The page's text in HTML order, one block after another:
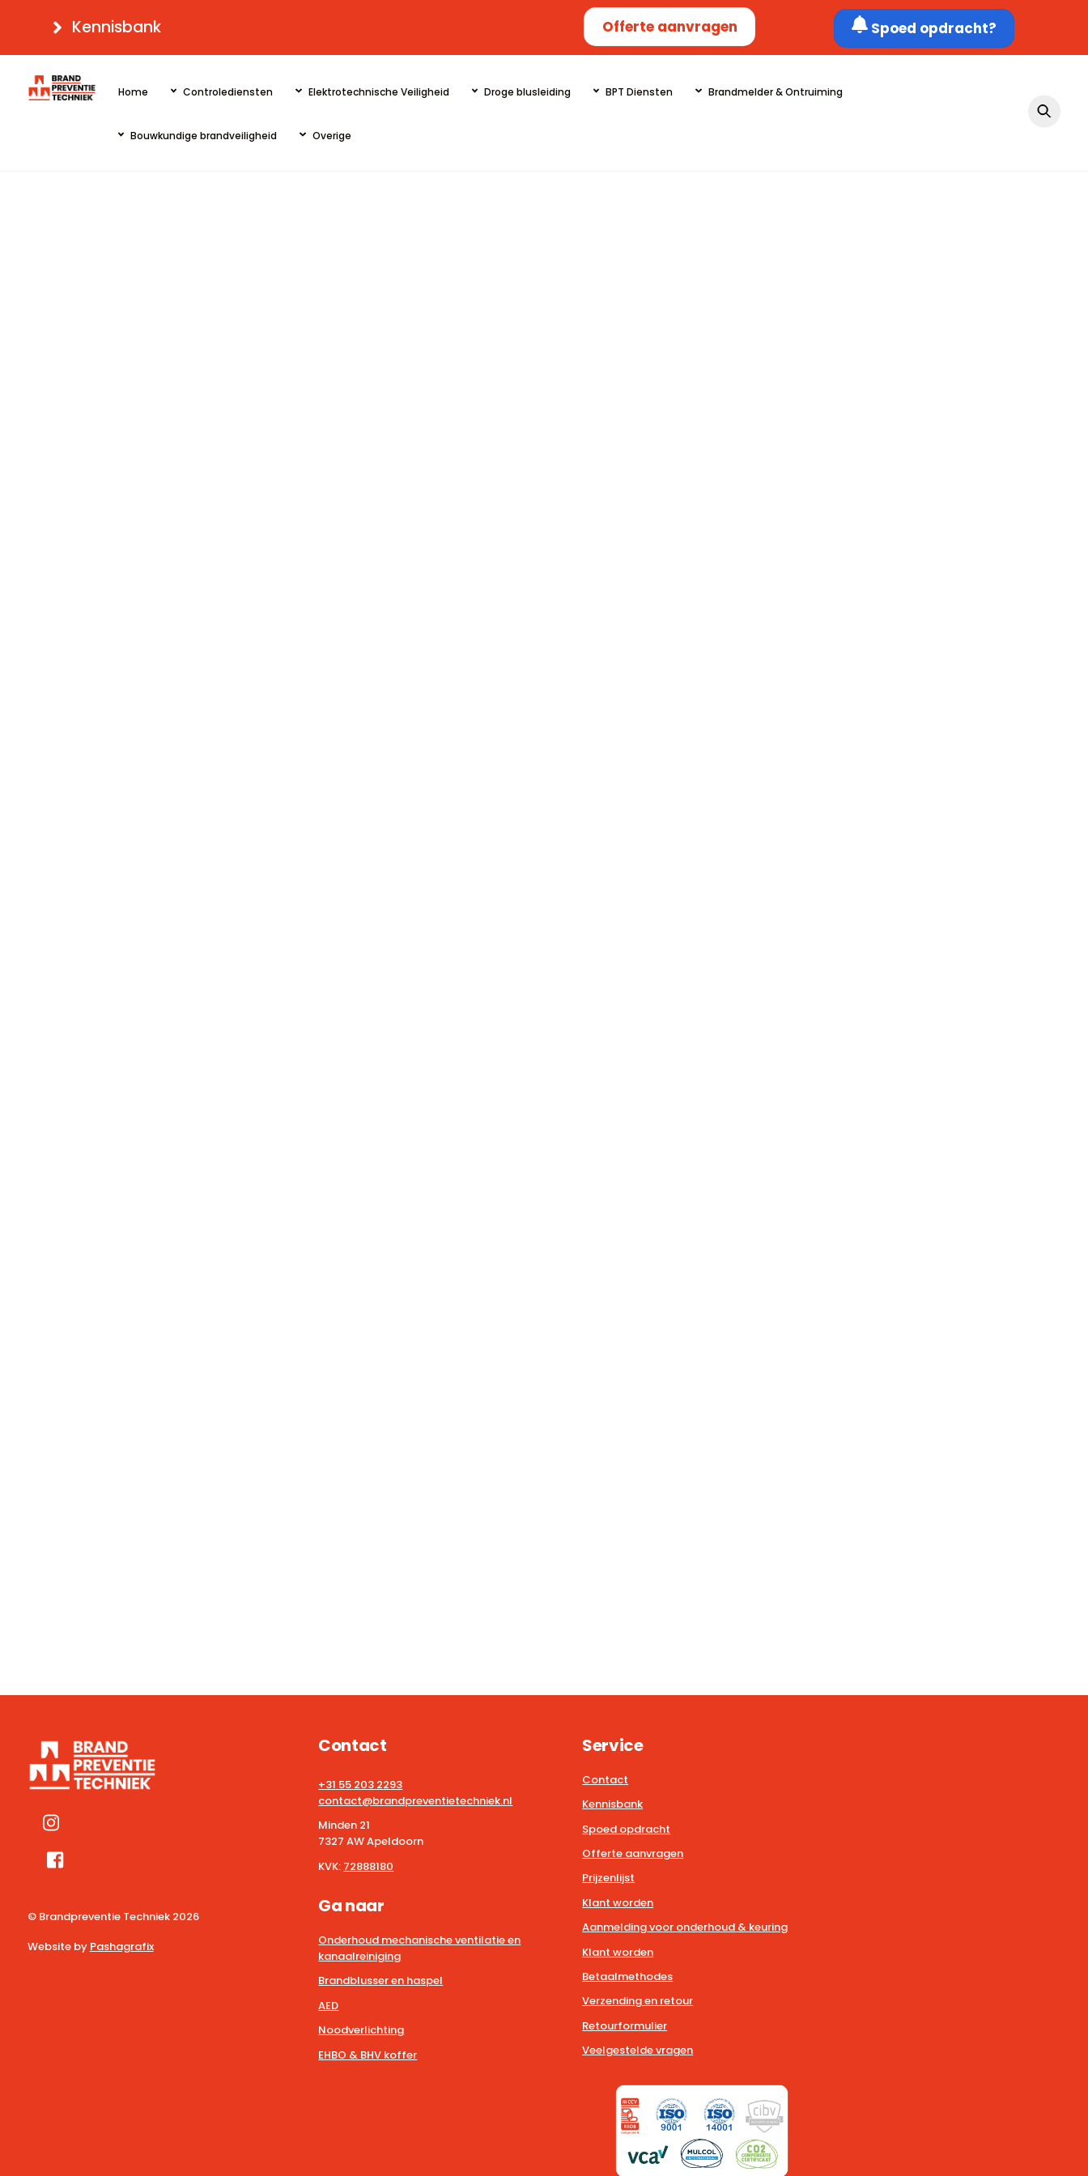
content
Kennisbank Offerte aanvragen Spoed opdracht?
Home Controlediensten Elektrotechnische Veiligheid Droge blusleiding BPT Diensten Brandmelder & Ontruiming
Bouwkundige brandveiligheid Overige
© Brandpreventie Techniek 2026
Website by Pashagrafix
Contact
+31 55 203 2293
contact@brandpreventietechniek.nl
Minden 21
7327 AW Apeldoorn
KVK: 72888180
Ga naar
Onderhoud mechanische ventilatie en
kanaalreiniging
Brandblusser en haspel
AED
Noodverlichting
EHBO & BHV koffer
Service
Contact
Kennisbank
Spoed opdracht
Offerte aanvragen
Prijzenlijst
Klant worden
Aanmelding voor onderhoud & keuring
Klant worden
Betaalmethodes
Verzending en retour
Retourformulier
Veelgestelde vragen